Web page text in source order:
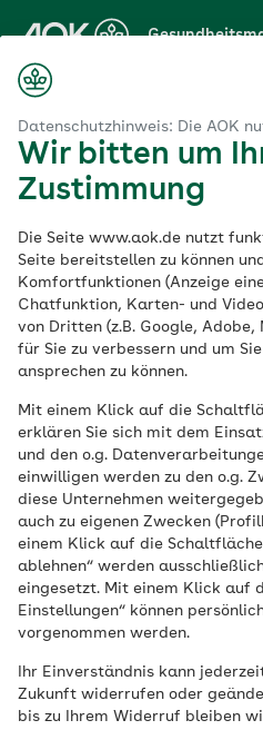
Datenschutzhinweis: Die AOK
Wir bitten um
Zustimmung
Die Seite www.aok.de nutzt
Seite bereitstellen zu können
Komfortfunktionen (Anzeige
Chatfunktion, Karten- und
von Dritten (z.B. Google,
für Sie zu verbessern und um
ansprechen zu können.
Mit einem Klick auf die
erklären Sie sich mit dem
und den o.g.
einwilligen werden zu den o.g.
diese Unternehmen
auch zu eigenen Zwecken
einem Klick auf die
ablehnen“ werden
eingesetzt. Mit einem Klick auf
Einstellungen“ können
vorgenommen werden.
Ihr Einverständnis kann
Zukunft widerrufen oder
bis zu Ihrem Widerruf bleiben
Hauptinhalt
springen
Jede
einer
Veröffentlicht am:
13.11.2023 12 Minuten
Sind Sie Ersthelfer
einem plötzlichen
Herzdruckmassage
betroffenen Person
Notfall Erste Hilfe.
Fachlich geprüft